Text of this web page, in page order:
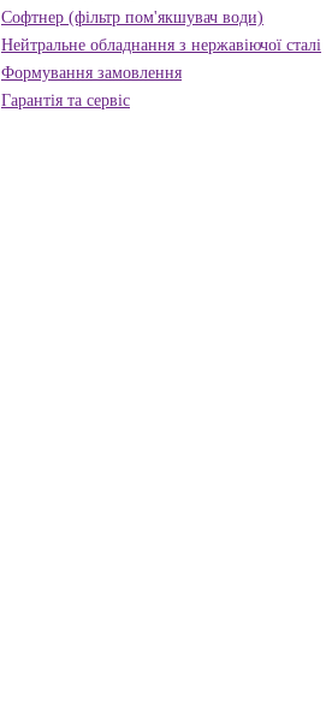
Софтнер (фільтр пом'якшувач води)
Нейтральне обладнання з нержавіючої сталі
Формування замовлення
Гарантія та сервіс